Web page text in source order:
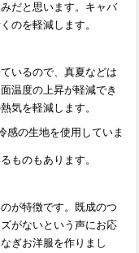
だと思います。 キャバ
のを軽減します。
いるので、真夏などは
温度の上昇が軽減でき
気を軽減します。
感の生地を使用していま
ものもあります。
が特徴です。既成のつ
がないという声にお応
ぎお洋服を作りまし